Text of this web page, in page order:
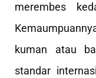
merembes
kuman atau
standar